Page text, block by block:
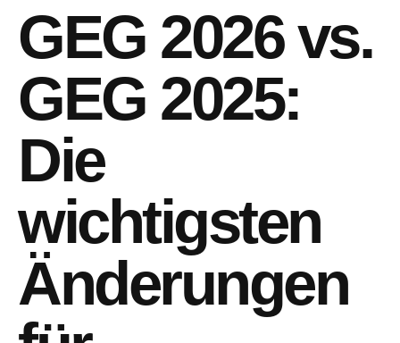
GEG 2026 vs.
GEG 2025:
Die
wichtigsten
Änderungen